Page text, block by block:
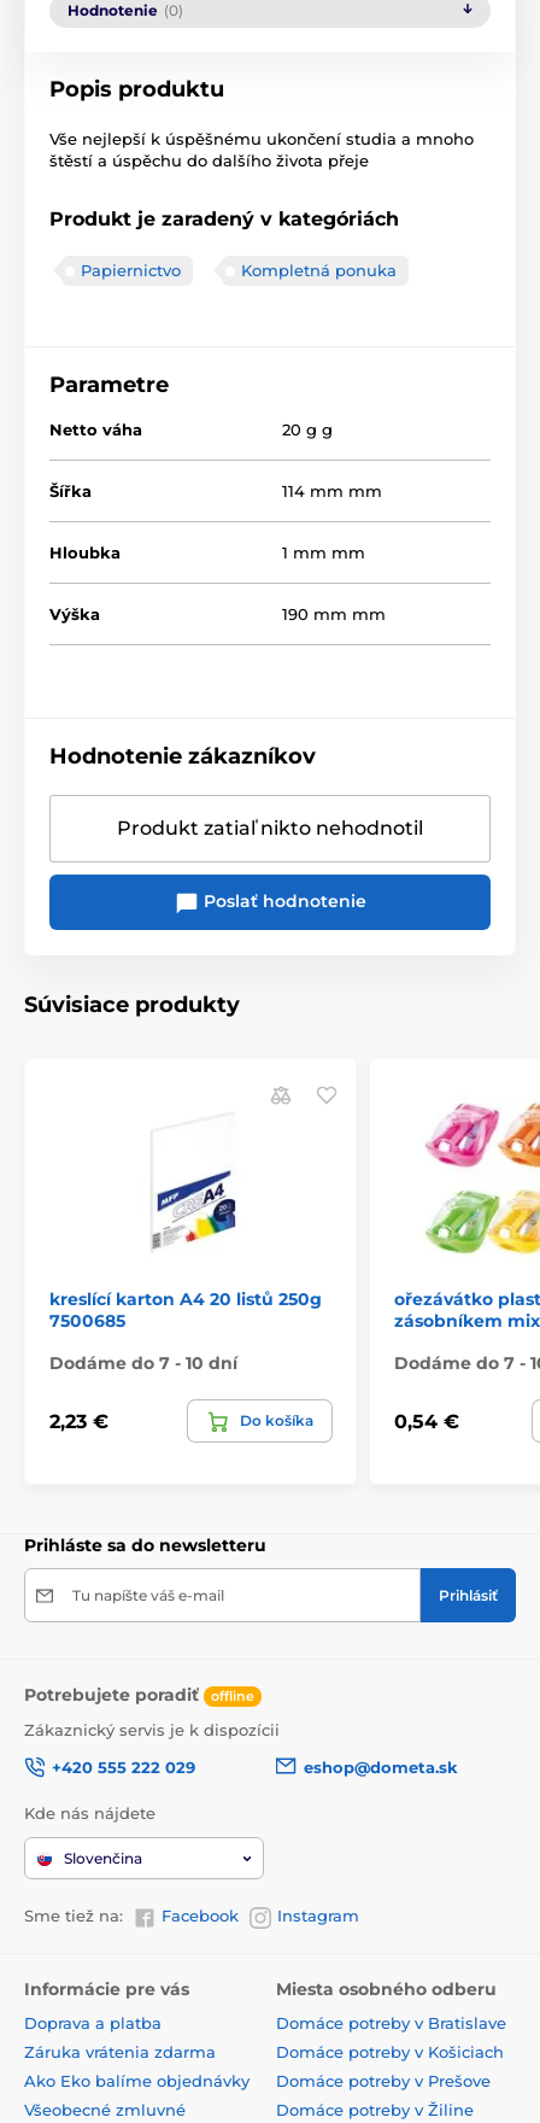
Hodnotenie (0)
Popis produktu
Vše nejlepší k úspěšnému ukončení studia a mnoho
štěstí a úspěchu do dalšího života přeje
Produkt je zaradený v kategóriách
Papiernictvo Kompletná ponuka
Parametre
Netto váha 20 g g
Šířka 114 mm mm
Hloubka 1 mm mm
Výška 190 mm mm
Hodnotenie zákazníkov
Produkt zatiaľ nikto nehodnotil
Poslať hodnotenie
Súvisiace produkty
kreslící karton A4 20 listů 250g
7500685
Dodáme do 7 - 10 dní
2,23 € Do košíka
ořezávátko
zásobníkem
Dodáme do 7 -
0,54 €
Prihláste sa do newsletteru
Tu napíšte váš e-mail Prihlásiť
Potrebujete poradiť offline
Zákaznický servis je k dispozícii
+420 555 222 029
eshop@dometa.sk
Kde nás nájdete
Slovenčina
Sme tiež na: Facebook Instagram
Informácie pre vás
Doprava a platba
Záruka vrátenia zdarma
Ako Eko balíme objednávky
Všeobecné zmluvné
Miesta osobného odberu
Domáce potreby v Bratislave
Domáce potreby v Košiciach
Domáce potreby v Prešove
Domáce potreby v Žiline